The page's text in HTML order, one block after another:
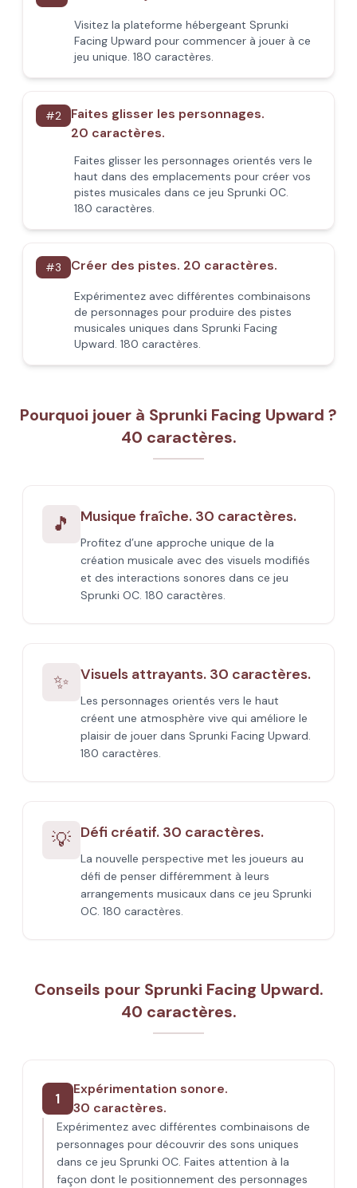
Visitez la plateforme hébergeant Sprunki
Facing Upward pour commencer à jouer à ce
jeu unique. 180 caractères.
#2
Faites glisser les personnages.
20 caractères.
Faites glisser les personnages orientés vers le
haut dans des emplacements pour créer vos
pistes musicales dans ce jeu Sprunki OC.
180 caractères.
#3 Créer des pistes. 20 caractères.
Expérimentez avec différentes combinaisons
de personnages pour produire des pistes
musicales uniques dans Sprunki Facing
Upward. 180 caractères.
Pourquoi jouer à Sprunki Facing Upward ?
40 caractères.
🎵 Musique fraîche. 30 caractères.
Profitez d’une approche unique de la
création musicale avec des visuels modifiés
et des interactions sonores dans ce jeu
Sprunki OC. 180 caractères.
✨ Visuels attrayants. 30 caractères.
Les personnages orientés vers le haut
créent une atmosphère vive qui améliore le
plaisir de jouer dans Sprunki Facing Upward.
180 caractères.
💡 Défi créatif. 30 caractères.
La nouvelle perspective met les joueurs au
défi de penser différemment à leurs
arrangements musicaux dans ce jeu Sprunki
OC. 180 caractères.
Conseils pour Sprunki Facing Upward.
40 caractères.
1
Expérimentation sonore.
30 caractères.
Expérimentez avec différentes combinaisons de
personnages pour découvrir des sons uniques
dans ce jeu Sprunki OC. Faites attention à la
façon dont le positionnement des personnages